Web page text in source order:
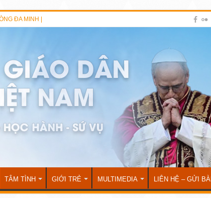
ĐA MINH |
TÂM TÌNH GIỚI TRẺ MULTIMEDIA LIÊN HỆ – GỬI BÀI